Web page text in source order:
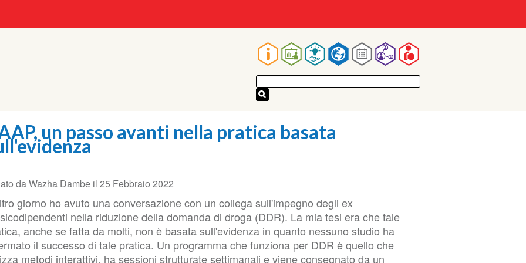
Main
navigation
un passo avanti nella pratica basata
daWazha Dambe il 25 Febbraio 2022
giorno ho avuto una conversazione con un collega sull'impegno degli ex
nella riduzione della domanda di droga (DDR). La mia tesi era che tale
anche se fatta da molti, non è basata sull'evidenza in quanto nessuno studio ha
il successo di tale pratica. Un programma che funziona per DDR è quello che
metodi interattivi, ha sessioni strutturate settimanali e viene consegnato da un